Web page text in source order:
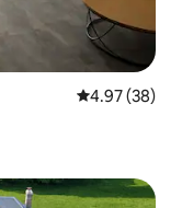
คะแนนเฉลี่ย
4.97 (38)